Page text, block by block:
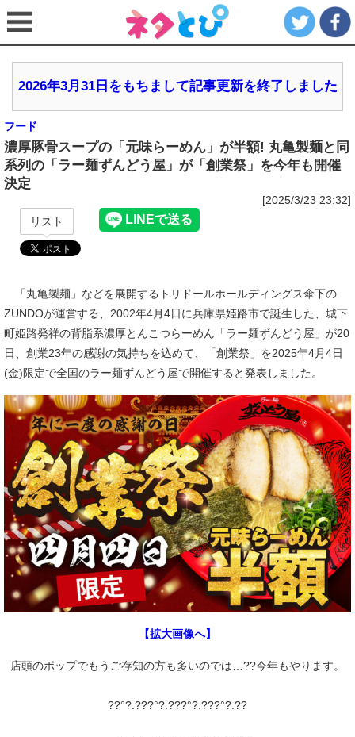
2026年3月31日をもちまして記事更新を終了しました
フード
濃厚豚骨スープの「元味らーめん」が半額! 丸亀製麺と同
系列の「ラー麺ずんどう屋」が「創業祭」を今年も開催
決定
[2025/3/23 23:32]
リスト
「丸亀製麺」などを展開するトリドールホールディングス傘下の
ZUNDOが運営する、2002年4月4日に兵庫県姫路市で誕生した、城下
町姫路発祥の背脂系濃厚とんこつらーめん「ラー麺ずんどう屋」が20
日、創業23年の感謝の気持ちを込めて、「創業祭」を2025年4月4日
(金)限定で全国のラー麺ずんどう屋で開催すると発表しました。
【拡大画像へ】
店頭のポップでもうご存知の方も多いのでは…??今年もやります。
??°?.???°?.???°?.???°?.??